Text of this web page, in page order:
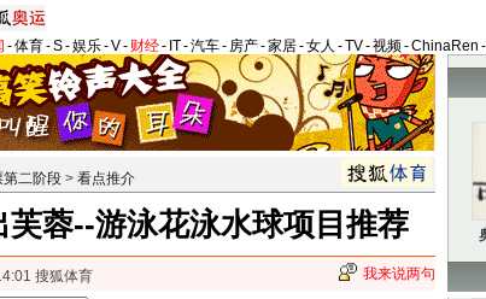
-体育-S-娱乐-V- 财经- IT-汽车- 房产-家居-女人 -TV-视频-ChinaRen -
第二阶段 > 看点推介
蓉--游泳花泳水球项目推荐
搜狐体育 我来说两句